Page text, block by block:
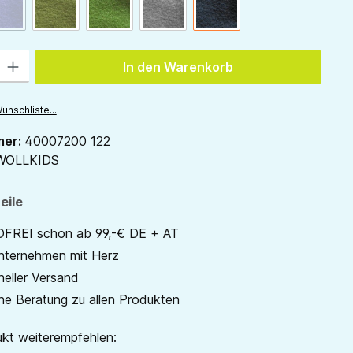
ist zurzeit nicht verfügbar.)
pflaume
(Diese Option ist zurzeit nicht verfügbar.)
waldgrüngras hellgrau anthrazit
In den Warenkorb
40007200 122
schon ab 99,-€ DE + AT
mit Herz
Versand
Beratung zu allen Produkten
weiterempfehlen: